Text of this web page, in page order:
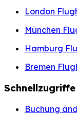
London
München
Hamburg
Bremen
Schnellzugriffe
Buchung